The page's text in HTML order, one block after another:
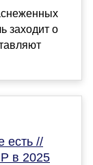
заходит о
есть //
в 2025